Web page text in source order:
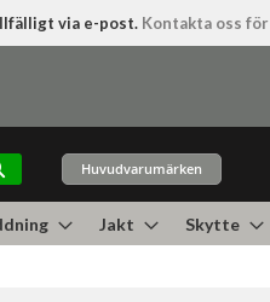
via e-post. Kontakta oss
Huvudvarumärken
Jakt Skytte